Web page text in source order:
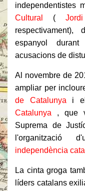
independentistes
Cultural
(
respectivament),
espanyol
acusacions de
Al novembre de
ampliar per
de Catalunya i el
Catalunya , que
Suprema de
l'organització
independència
La cinta groga
líders catalans